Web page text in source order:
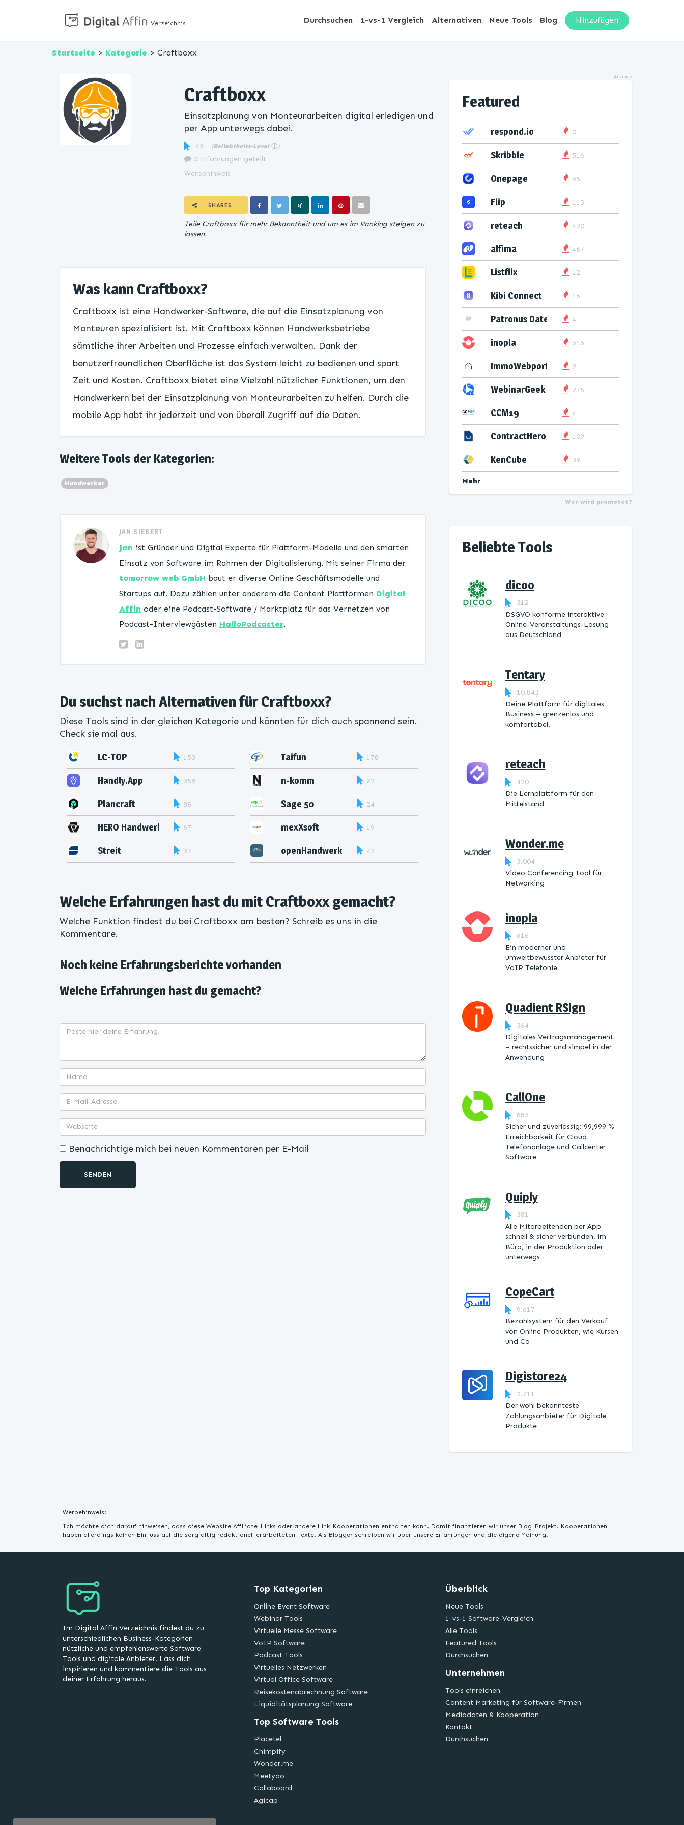
Verzeichnis Durchsuchen 1-vs-1 Vergleich Alternativen Neue Tools Blog Hinzufügen
Startseite > Kategorie > Craftboxx
Craftboxx
Einsatzplanung von Monteurarbeiten digital erledigen und
per App unterwegs dabei.
43 (Beliebtheits-Level ⓘ)
0 Erfahrungen geteilt
Werbehinweis
SHARES
Teile Craftboxx für mehr Bekanntheit und um es im Ranking steigen zu
lassen.
Was kann Craftboxx?
Craftboxx ist eine Handwerker-Software, die auf die Einsatzplanung von
Monteuren spezialisiert ist. Mit Craftboxx können Handwerksbetriebe
sämtliche ihrer Arbeiten und Prozesse einfach verwalten. Dank der
benutzerfreundlichen Oberfläche ist das System leicht zu bedienen und spart
Zeit und Kosten. Craftboxx bietet eine Vielzahl nützlicher Funktionen, um den
Handwerkern bei der Einsatzplanung von Monteurarbeiten zu helfen. Durch die
mobile App habt ihr jederzeit und von überall Zugriff auf die Daten.
Weitere Tools der Kategorien:
Handwerker
JAN SIEBERT
Jan ist Gründer und Digital Experte für Plattform-Modelle und den smarten
Einsatz von Software im Rahmen der Digitalisierung. Mit seiner Firma der
tomorrow web GmbH baut er diverse Online Geschäftsmodelle und
Startups auf. Dazu zählen unter anderem die Content Plattformen Digital
Affin oder eine Podcast-Software / Marktplatz für das Vernetzen von
Podcast-Interviewgästen HalloPodcaster.
Du suchst nach Alternativen für Craftboxx?
Diese Tools sind in der gleichen Kategorie und könnten für dich auch spannend sein.
Check sie mal aus.
LC-TOP 153
Handly.App 358
Plancraft 86
HERO Handwerker­ Software
67
Streit 37
Taifun 178
n-komm
Digitale
Bauakte
22
Sage 50
Handwerk
24
mexXsoft 19
openHandwerk 42
Welche Erfahrungen hast du mit Craftboxx gemacht?
Welche Funktion findest du bei Craftboxx am besten? Schreib es uns in die
Kommentare.
Noch keine Erfahrungsberichte vorhanden
Welche Erfahrungen hast du gemacht?
Benachrichtige mich bei neuen Kommentaren per E-Mail
SENDEN
Anzeige
Featured
respond.io 0
Skribble 516
Onepage 65
Flip 113
reteach 420
alfima 467
Listflix 12
Kibi Connect 16
Patronus Datenservice
4
inopla 616
ImmoWebport 9
WebinarGeek 275
CCM19 4
ContractHero 109
KenCube 39
Mehr
Wer wird promotet?
Beliebte Tools
dicoo
312
DSGVO konforme interaktive
Online-Veranstaltungs-Lösung
aus Deutschland
Tentary
10.843
Deine Plattform für digitales
Business – grenzenlos und
komfortabel.
reteach
420
Die Lernplattform ​für den
Mittelstand
Wonder.me
3.004
Video Conferencing Tool für
Networking
inopla
616
Ein moderner und
umweltbewusster Anbieter für
VoIP Telefonie
Quadient RSign
364
Digitales Vertragsmanagement
– rechtssicher und simpel in der
Anwendung
CallOne
683
Sicher und zuverlässig: 99,999 %
Erreichbarkeit für Cloud
Telefonanlage und Callcenter
Software
Quiply
381
Alle Mitarbeitenden per App
schnell & sicher verbunden, im
Büro, in der Produktion oder
unterwegs
CopeCart
9.617
Bezahlsystem für den Verkauf
von Online Produkten, wie Kursen
und Co
Digistore24
2.711
Der wohl bekannteste
Zahlungsanbieter für Digitale
Produkte
Werbehinweis:
Ich möchte dich darauf hinweisen, dass diese Website Affiliate-Links oder andere Link-Kooperationen enthalten kann. Damit finanzieren wir unser Blog-Projekt. Kooperationen
haben allerdings keinen Einfluss auf die sorgfältig redaktionell erarbeiteten Texte. Als Blogger schreiben wir über unsere Erfahrungen und die eigene Meinung.
Im Digital Affin Verzeichnis findest du zu
unterschiedlichen Business-Kategorien
nützliche und empfehlenswerte Software
Tools und digitale Anbieter. Lass dich
inspirieren und kommentiere die Tools aus
deiner Erfahrung heraus.
Top Kategorien
Online Event Software
Webinar Tools
Virtuelle Messe Software
VoIP Software
Podcast Tools
Virtuelles Netzwerken
Virtual Office Software
Reisekostenabrechnung Software
Liquiditätsplanung Software
Top Software Tools
Placetel
Chimpify
Wonder.me
Meetyoo
Collaboard
Agicap
Überblick
Neue Tools
1-vs-1 Software-Vergleich
Alle Tools
Featured Tools
Durchsuchen
Unternehmen
Tools einreichen
Content Marketing für Software-Firmen
Mediadaten & Kooperation
Kontakt
Durchsuchen